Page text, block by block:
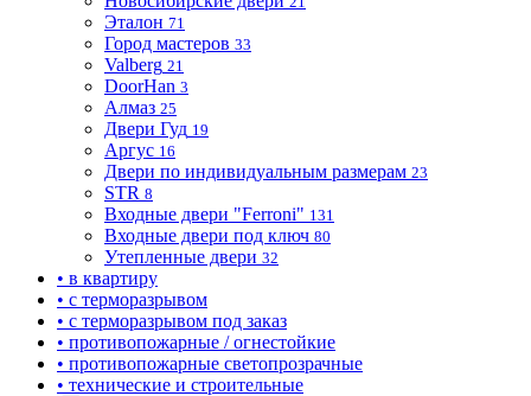
Эталон 71
Город мастеров 33
Valberg 21
DoorHan 3
Алмаз 25
Двери Гуд 19
Аргус 16
Двери по индивидуальным размерам 23
STR 8
Входные двери "Ferroni" 131
Входные двери под ключ 80
Утепленные двери 32
• в квартиру
• с терморазрывом
• с терморазрывом под заказ
• противопожарные / огнестойкие
• противопожарные светопрозрачные
• технические и строительные